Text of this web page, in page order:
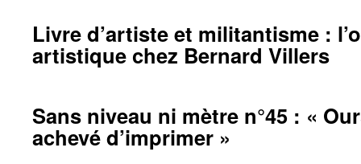
Livre d’artiste et militantisme :
artistique chez Bernard Villers
Sans niveau ni mètre n°45 : «
achevé d’imprimer »